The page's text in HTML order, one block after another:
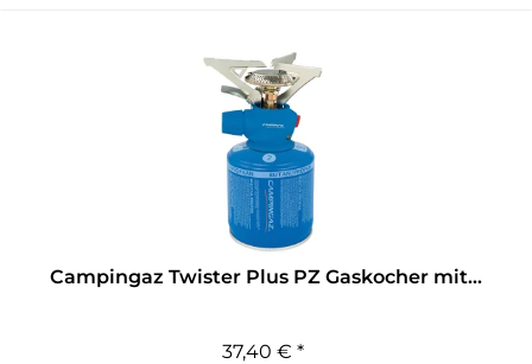
Campingaz Twister Plus PZ Gaskocher mit...
37,40 € *